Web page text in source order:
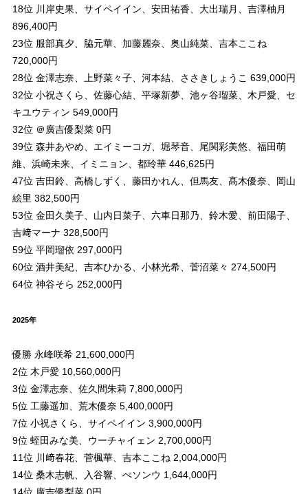
18位 川岸史果、サイペイイン、安田祐香、大出瑞月、吉澤柚月
896,400円
23位 服部真夕、脇元華、加藤麗奈、奥山純菜、吉本ここね
720,000円
28位 金澤志奈、上野菜々子、河本結、ささきしょうこ 639,000円
32位 小祝さくら、佐藤心結、平塚新夢、池ヶ谷瑠菜、木戸愛、セ
キユウティン 549,000円
32位 ＠廣吉優梨菜 0円
39位 森井あやめ、エイミーコガ、堀琴音、尾関彩美悠、福田萌
維、浜崎未来、イミニョン、都玲華 446,625円
47位 吉田鈴、高橋しずく、藤田かれん、但馬友、髙木優奈、岡山
絵里 382,500円
53位 金田久美子、山内日菜子、六車日那乃、鈴木愛、前田陽子、
吉﨑マーナ 328,500円
59位 平岡瑠依 297,000円
60位 酒井美紀、吉本ひかる、小林光希、菅沼菜々 274,500円
64位 神谷そら 252,000円
2025年
優勝 永峰咲希 21,600,000円
2位 木戸愛 10,560,000円
3位 金澤志奈、佐久間朱莉 7,800,000円
5位 工藤遥加、荒木優奈 5,400,000円
7位 小祝さくら、サイペイイン 3,900,000円
9位 蛭田みな美、ウーチャイェン 2,700,000円
11位 川﨑春花、菅楓華、吉本ここね 2,004,000円
14位 桑木志帆、入谷響、ぺソンウ 1,644,000円
14位 廣吉優梨菜 0円